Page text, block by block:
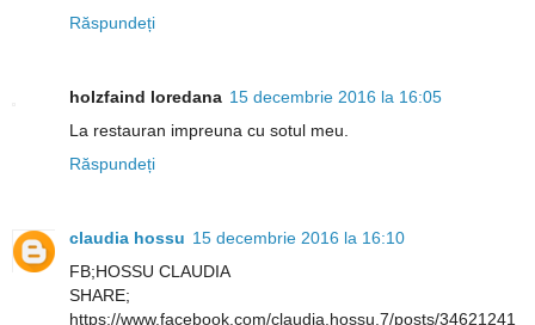
Răspundeți
holzfaind loredana 15 decembrie 2016 la 16:05
La restauran impreuna cu sotul meu.
Răspundeți
claudia hossu 15 decembrie 2016 la 16:10
FB;HOSSU CLAUDIA
SHARE;
https://www.facebook.com/claudia.hossu.7/posts/34621241